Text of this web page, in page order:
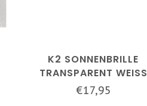
K2 SONNENBRILLE
TRANSPARENT WEISS
€17,95